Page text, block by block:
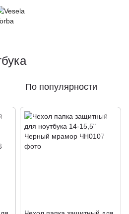
По популярности